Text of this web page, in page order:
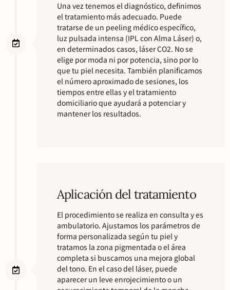
Una vez tenemos el diagnóstico, definimos
el tratamiento más adecuado. Puede
tratarse de un peeling médico específico,
luz pulsada intensa (IPL con Alma Láser) o,
en determinados casos, láser CO2. No se
elige por moda ni por potencia, sino por lo
que tu piel necesita. También planificamos
el número aproximado de sesiones, los
tiempos entre ellas y el tratamiento
domiciliario que ayudará a potenciar y
mantener los resultados.
Aplicación del tratamiento
El procedimiento se realiza en consulta y es
ambulatorio. Ajustamos los parámetros de
forma personalizada según tu piel y
tratamos la zona pigmentada o el área
completa si buscamos una mejora global
del tono. En el caso del láser, puede
aparecer un leve enrojecimiento o un